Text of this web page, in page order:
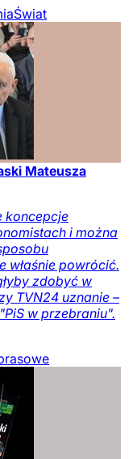
Świat
Mateusza
koncepcje
i można
właśnie powrócić.
zdobyć w
TVN24 uznanie –
w przebraniu".